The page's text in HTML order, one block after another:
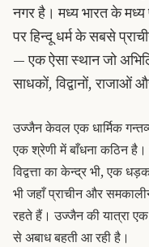
नगर है। मध्य भारत के मध्य
पर हिन्दू धर्म के सबसे
— एक ऐसा स्थान जो
साधकों, विद्वानों, राजाओं
उज्जैन केवल एक धार्मिक
एक श्रेणी में बाँधना कठिन
विद्वत्ता का केन्द्र भी, एक
भी जहाँ प्राचीन और
रहते हैं। उज्जैन की यात्रा एक
से अबाध बहती आ रही है।